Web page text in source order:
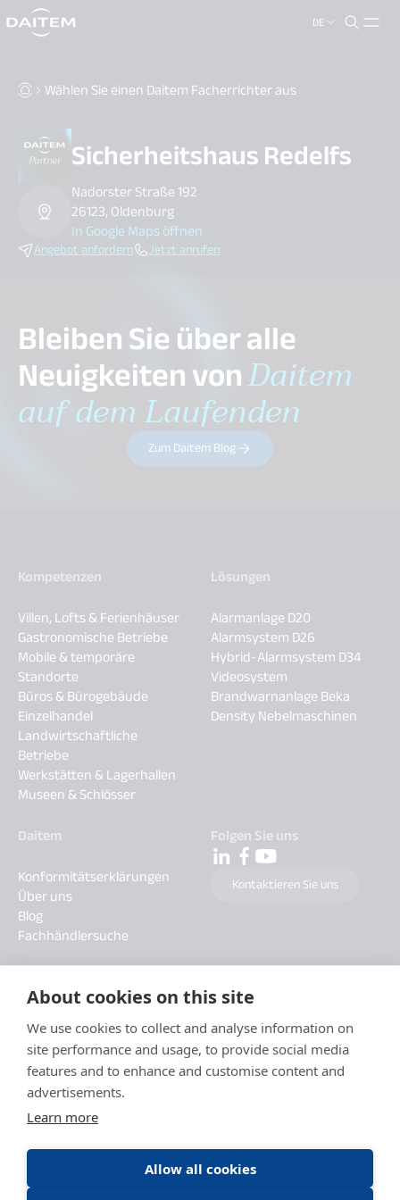
About cookies on this site
We use cookies to collect and analyse information on
site performance and usage, to provide social media
features and to enhance and customise content and
advertisements.
Learn more
Allow all cookies
DE
search.label
Wählen Sie einen Daitem Facherrichter aus
Sicherheitshaus Redelfs
Nadorster Straße 192
26123, Oldenburg
In Google Maps öffnen
Angebot anfordern Jetzt anrufen
Bleiben Sie über alle
Neuigkeiten vonDaitem
auf dem Laufenden
Zum Daitem Blog
Kompetenzen
Villen, Lofts & Ferienhäuser
Gastronomische Betriebe
Mobile & temporäre
Standorte
Büros & Bürogebäude
Einzelhandel
Landwirtschaftliche
Betriebe
Werkstätten & Lagerhallen
Museen & Schlösser
Lösungen
Alarmanlage D20
Alarmsystem D26
Hybrid-Alarmsystem D34
Videosystem
Brandwarnanlage Beka
Density Nebelmaschinen
Daitem
Konformitätserklärungen
Über uns
Blog
Fachhändlersuche
Folgen Sie uns
Kontaktieren Sie uns